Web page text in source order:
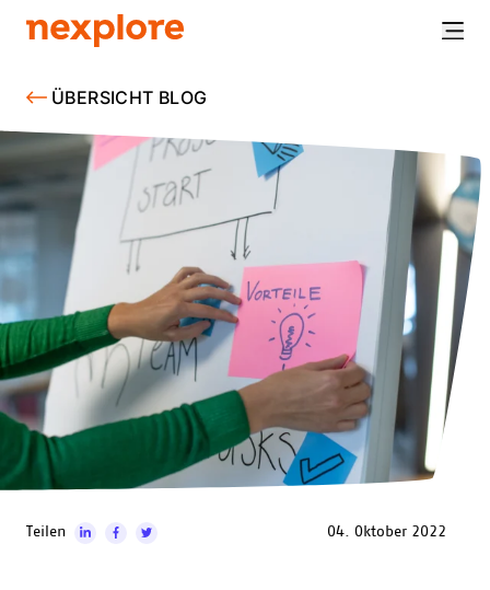
ÜBERSICHT BLOG
Teilen 04. Oktober 2022